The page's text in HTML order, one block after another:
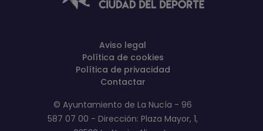
Aviso legal
Política de cookies
Política de privacidad
Contactar
© Ayuntamiento de La Nucía - 96
587 07 00 - Dirección: Plaza Mayor, 1,